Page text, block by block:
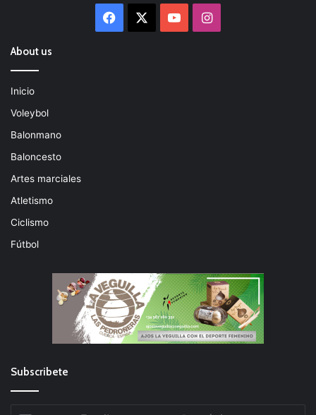
Facebook YouTubeInstagram
About us
Inicio
Voleybol
Balonmano
Baloncesto
Artes marciales
Atletismo
Ciclismo
Fútbol
Subscribete
Escribe